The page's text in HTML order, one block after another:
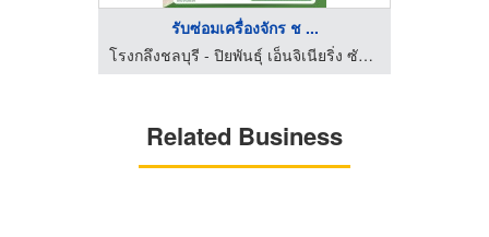
รับซ่อมเครื่องจักร ช ...
โรงกลึงชลบุรี - ปิยพันธุ์ เอ็นจิเนียริ่ง ซัพพลาย เซอร์วิส
Related Business